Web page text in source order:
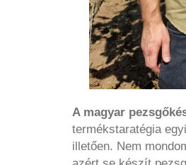
A magyar
termékstaratégia
illetően. Nem